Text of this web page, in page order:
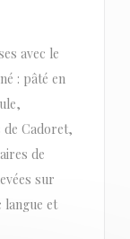
avec le
: pâté en
de Cadoret,
de
sur
langue et